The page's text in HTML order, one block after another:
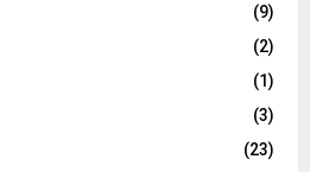
(9)
(2)
(1)
(3)
(23)